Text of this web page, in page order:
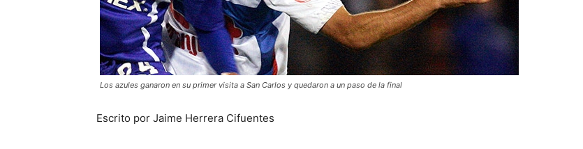
Los azules ganaron en su primer visita a San Carlos y quedaron a un paso de la final
Escrito por Jaime Herrera Cifuentes